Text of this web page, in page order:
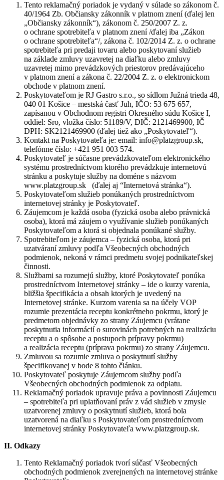
Tento reklamačný poriadok je vydaný v súlade so zákonom č.
40/1964 Zb. Občiansky zákonník v platnom znení (ďalej len
„Občiansky zákonník“), zákonom č. 250/2007 Z. z.
o ochrane spotrebiteľa v platnom znení /ďalej iba „Zákon
o ochrane spotrebiteľa“/, zákona č. 102/2014 Z. z. o ochrane
spotrebiteľa pri predaji tovaru alebo poskytovaní služieb
na základe zmluvy uzavretej na diaľku alebo zmluvy
uzavretej mimo prevádzkových priestorov predávajúceho
v platnom znení a zákona č. 22/2004 Z. z. o elektronickom
obchode v platnom znení.
Poskytovateľom je RJ Gastro s.r.o., so sídlom Južná trieda 48,
040 01 Košice – mestská časť Juh, IČO: 53 675 657,
zapísanou v Obchodnom registri Okresného súdu Košice I,
oddiel: Sro, vložka číslo: 51189/V, DIČ: 2121469900, IČ
DPH: SK2121469900 (ďalej tiež ako „Poskytovateľ“).
Kontakt na Poskytovateľa je: email: info@platzgroup.sk,
telefónne číslo: +421 951 003 574.
Poskytovateľ je súčasne prevádzkovateľom elektronického
systému prostredníctvom ktorého prevádzkuje internetovú
stránku a poskytuje služby na doméne s názvom
www.platzgroup.sk
(ďalej aj “Internetová stránka“).
Poskytovateľom služieb ponúkaných prostredníctvom
internetovej stránky je Poskytovateľ.
Záujemcom je každá osoba (fyzická osoba alebo právnická
osoba), ktorá má záujem o využívanie služieb ponúkaných
Poskytovateľom a ktorá si objednala ponúkané služby.
Spotrebiteľom je záujemca – fyzická osoba, ktorá pri
uzatváraní zmluvy podľa Všeobecných obchodných
podmienok, nekoná v rámci predmetu svojej podnikateľskej
činnosti.
Službami sa rozumejú služby, ktoré Poskytovateľ ponúka
prostredníctvom Internetovej stránky – ide o kurzy varenia,
bližšia špecifikácia a obsah ktorých je uvedený na
Internetovej stránke. Kurzom varenia sa na účely VOP
rozumie prezentácia receptu konkrétneho pokrmu, ktorý je
predmetom objednávky zo strany Záujemcu (vrátane
poskytnutia informácií o surovinách potrebných na realizáciu
receptu a o spôsobe a postupoch prípravy pokrmu)
a realizácia receptu (príprava pokrmu) zo strany Záujemcu.
Zmluvou sa rozumie zmluva o poskytnutí služby
špecifikovanej v bode 8 tohto článku.
Poskytovateľ poskytuje Záujemcom služby podľa
Všeobecných obchodných podmienok za odplatu.
Reklamačný poriadok upravuje práva a povinnosti Záujemcu
– spotrebiteľa pri uplatňovaní práv z vád služieb v zmysle
uzatvorenej zmluvy o poskytnutí služieb, ktorá bola
uzatvorená na diaľku s Poskytovateľom prostredníctvom
internetovej stránky Poskytovateľa www.platzgroup.sk.
II. Odkazy
Tento Reklamačný poriadok tvorí súčasť Všeobecných
obchodných podmienok zverejnených na internetovej stránke